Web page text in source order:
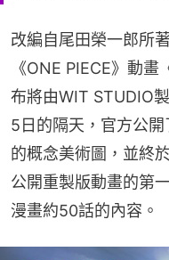
改編自尾田榮一郎所
《ONE PIECE》動
布將由WIT STUDIO
5日的隔天，官方公
的概念美術圖，並終
公開重製版動畫的第
漫畫約50話的內容。